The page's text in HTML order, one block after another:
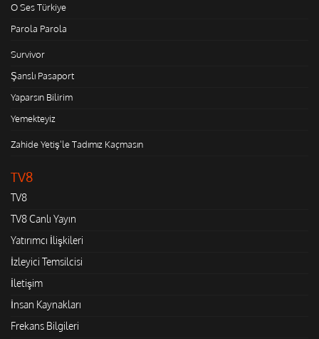
O Ses Türkiye
Parola Parola
Survivor
Şanslı Pasaport
Yaparsın Bilirim
Yemekteyiz
Zahide Yetiş'le Tadımız Kaçmasın
TV8
TV8
TV8 Canlı Yayın
Yatırımcı İlişkileri
İzleyici Temsilcisi
İletişim
İnsan Kaynakları
Frekans Bilgileri